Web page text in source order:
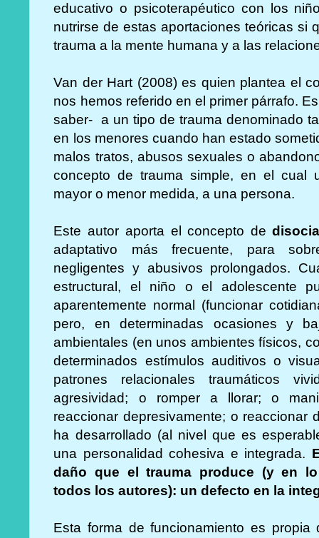
educativo o psicoterapéutico con los
nutrirse de estas aportaciones teóricas si
trauma a la mente humana y a las
Van der Hart (2008) es quien plantea el
nos hemos referido en el primer párrafo.
saber- a un tipo de trauma denominado
en los menores cuando han estado
malos tratos, abusos sexuales o
concepto de trauma simple, en el cual
mayor o menor medida, a una persona.
Este autor aporta el concepto de
adaptativo más frecuente, para
negligentes y abusivos prolongados.
estructural, el niño o el adolescente
aparentemente normal (funcionar
pero, en determinadas ocasiones y
ambientales (en unos ambientes físicos,
determinados estímulos auditivos o
patrones relacionales traumáticos
agresividad; o romper a llorar; o
reaccionar depresivamente; o reaccionar
ha desarrollado (al nivel que es
una personalidad cohesiva e integrada.
daño que el trauma produce (y en
todos los autores): un defecto en la
Esta forma de funcionamiento es